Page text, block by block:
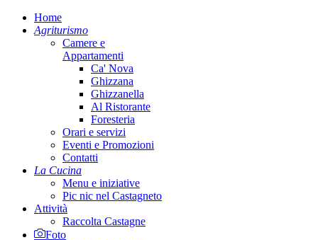
Home
Agriturismo
Camere e
Appartamenti
Ca' Nova
Ghizzana
Ghizzanella
Al Ristorante
Foresteria
Orari e servizi
Eventi e Promozioni
Contatti
La Cucina
Menu e iniziative
Pic nic nel Castagneto
Attività
Raccolta Castagne
Foto